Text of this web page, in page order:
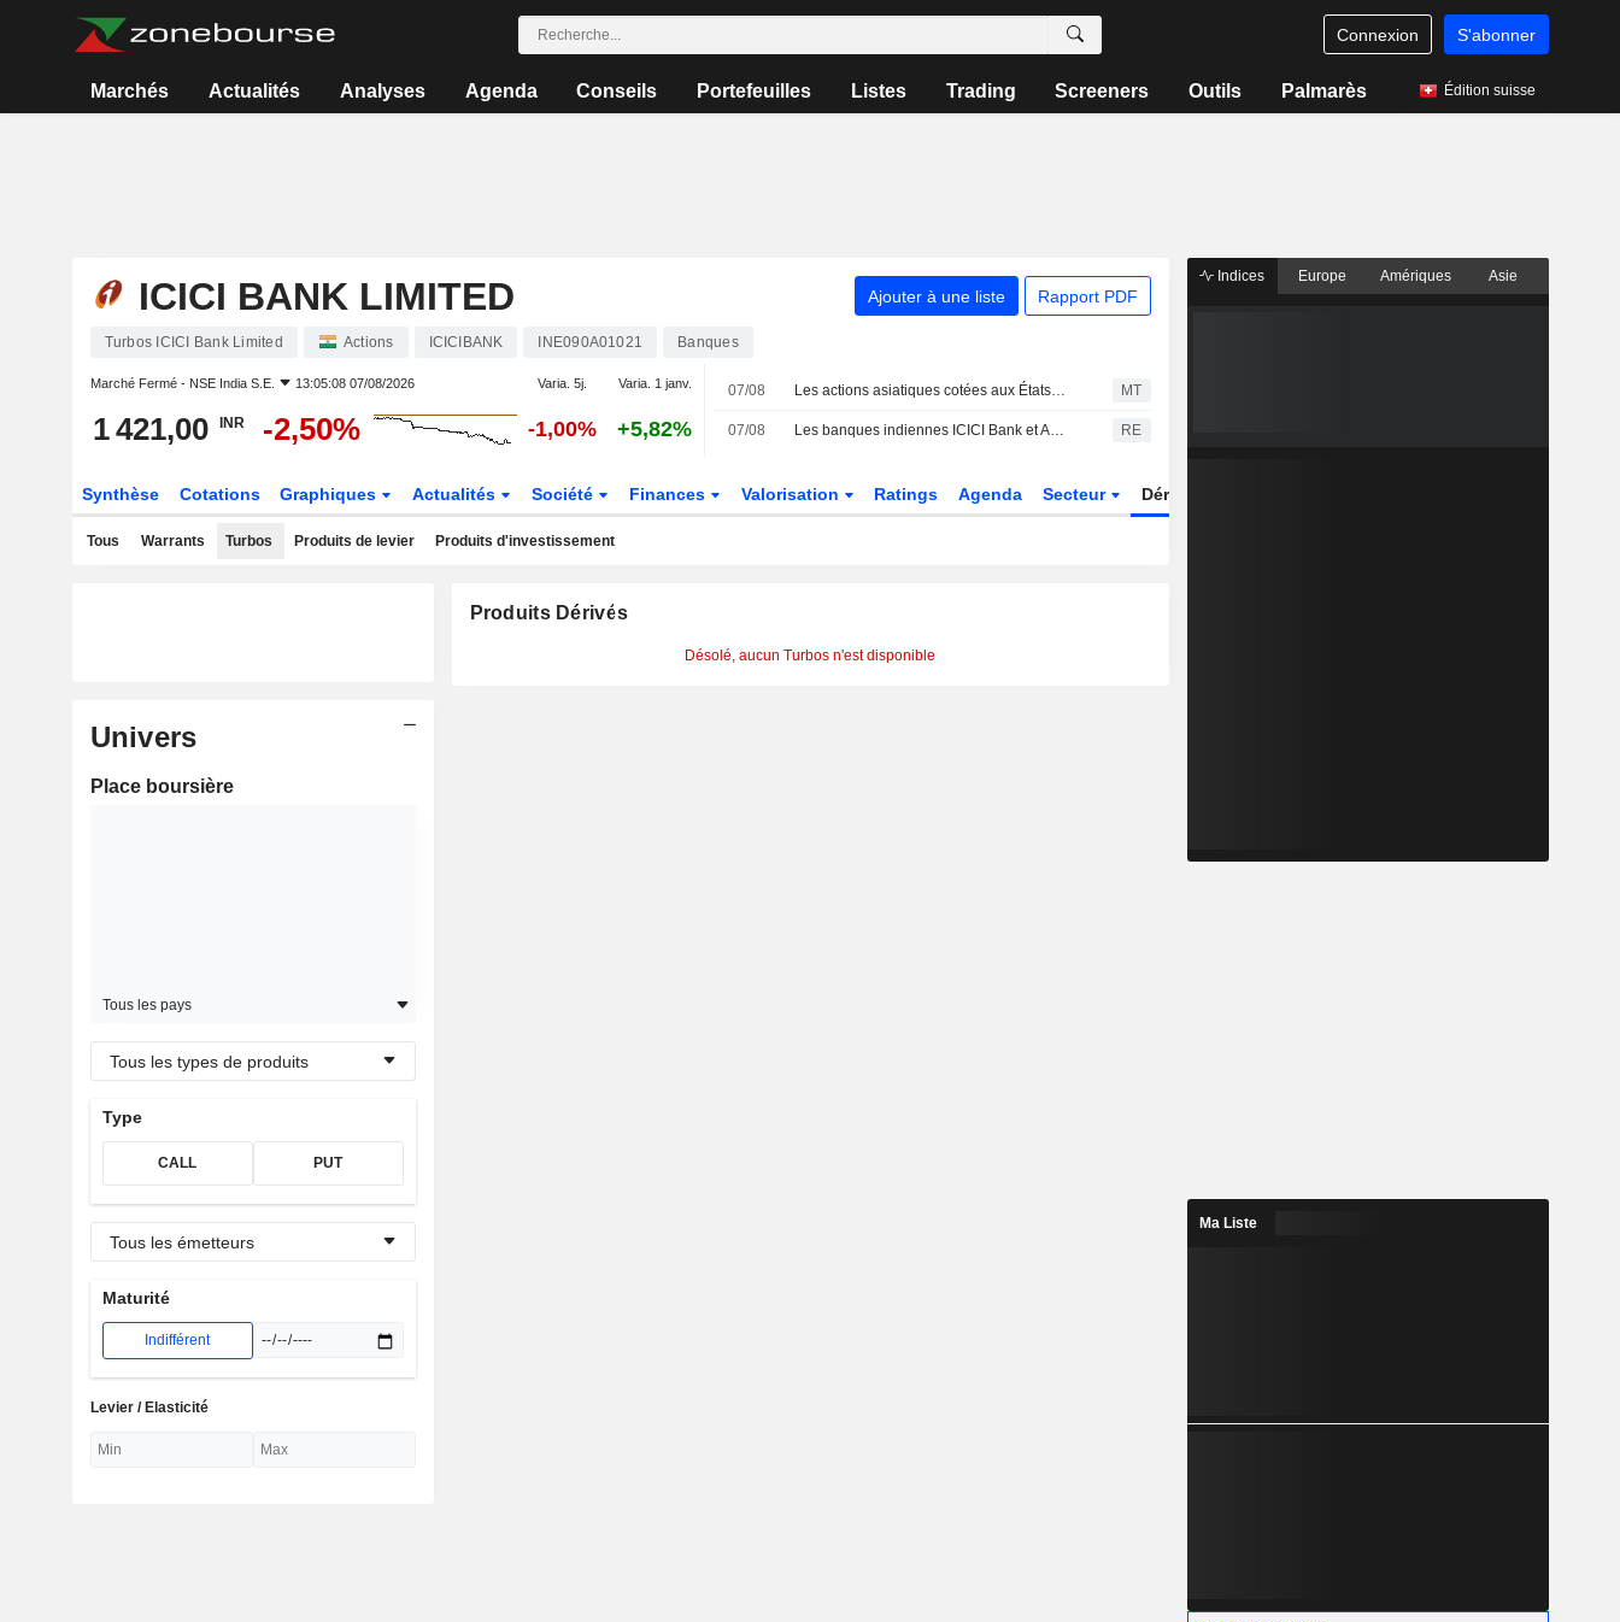
Connexion S'abonner
Marchés Actualités Analyses Agenda Conseils Portefeuilles Listes Trading Screeners Outils Palmarès Édition suisse
ICICI BANK LIMITED Ajouter à une liste Rapport PDF
Turbos ICICI Bank Limited Actions ICICIBANK INE090A01021 Banques
Marché Fermé - NSE India S.E. 13:05:08 07/08/2026 Varia. 5j. Varia. 1 janv.
1 421,00 INR -2,50% -1,00% +5,82%
07/08 Les actions asiatiques cotées aux États-Unis sous forme d'ADR progressent vendredi et terminent la semaine en hausse de 2 % MT
07/08 Les banques indiennes ICICI Bank et Axis Bank sollicitent à nouveau le marché de la dette en dollars en moins de deux mois, selon des banquiers RE
Synthèse Cotations Graphiques Actualités Société Finances Valorisation Ratings Agenda Secteur Dérivés
Tous Warrants Turbos Produits de levier Produits d'investissement
Univers
Place boursière
Tous les pays
Tous les types de produits
Type
CALL PUT
Tous les émetteurs
Maturité
Indifférent
Levier / Elasticité
Produits Dérivés
Désolé, aucun Turbos n'est disponible
Indices Europe Amériques Asie
Ma Liste